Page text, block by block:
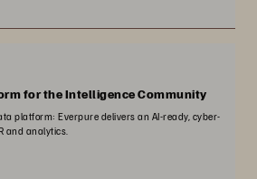
for the Intelligence Community
platform: Everpure delivers an AI-ready, cyber-
and analytics.